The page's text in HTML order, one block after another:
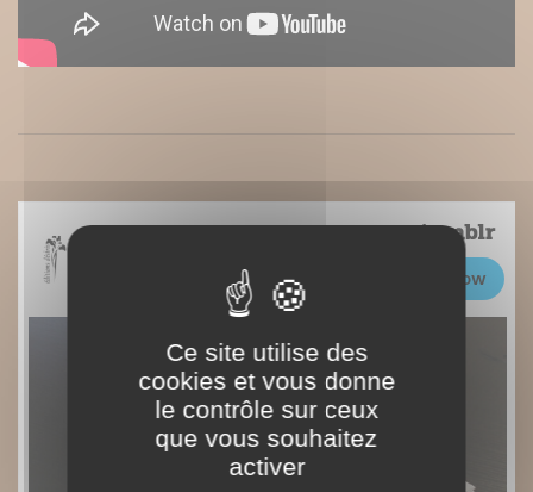
Ce site utilise des
cookies et vous donne
le contrôle sur ceux
que vous souhaitez
activer